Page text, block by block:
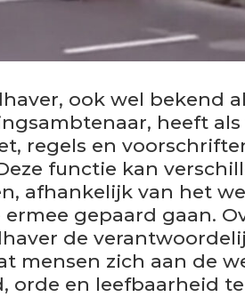
ook wel bekend
heeft
regels en
functie kan
afhankelijk van het
gepaard gaan.
de
mensen zich aan de
orde en leefbaarheid